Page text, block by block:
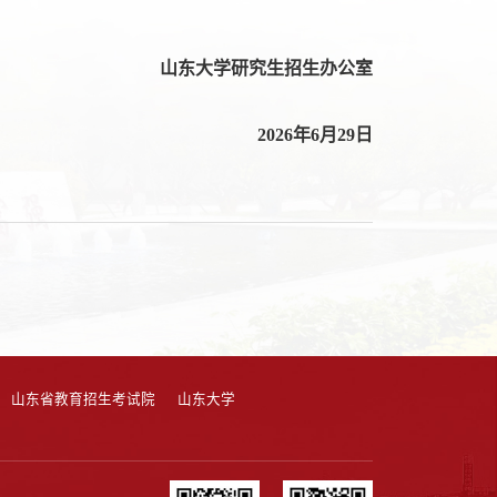
山东大学研究生招生办公室
6月29日
山东省教育招生考试院 山东大学